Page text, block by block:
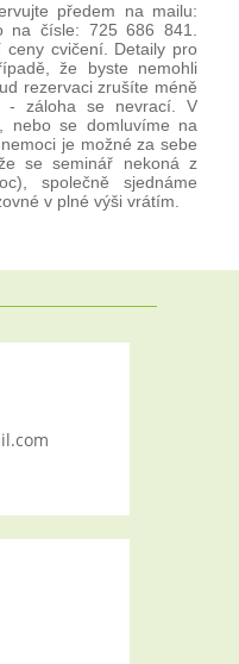
předem na mailu:
na čísle: 725 686 841.
cvičení. Detaily pro
že byste nemohli
rezervaci zrušíte méně
záloha se nevrací. V
nebo se domluvíme na
je možné za sebe
se seminář nekoná z
společně sjednáme
v plné výši vrátím.